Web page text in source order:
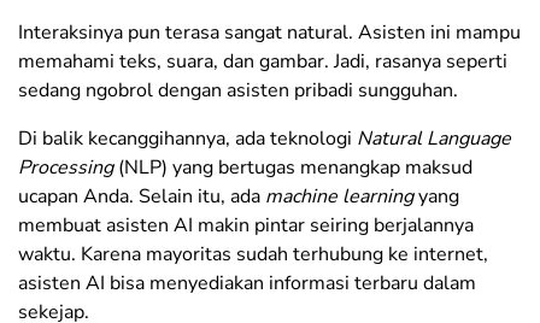
Interaksinya pun terasa sangat natural. Asisten ini mampu
memahami teks, suara, dan gambar. Jadi, rasanya seperti
sedang ngobrol dengan asisten pribadi sungguhan.
Di balik kecanggihannya, ada teknologi Natural Language
Processing(NLP) yang bertugas menangkap maksud
ucapan Anda. Selain itu, ada machine learningyang
membuat asisten AI makin pintar seiring berjalannya
waktu. Karena mayoritas sudah terhubung ke internet,
asisten AI bisa menyediakan informasi terbaru dalam
sekejap.